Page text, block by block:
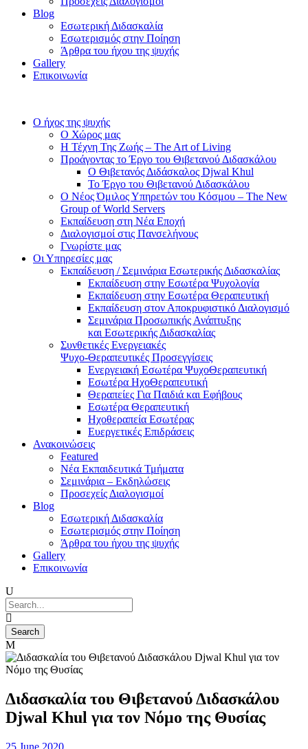
Blog
Εσωτερική Διδασκαλία
Εσωτερισμός στην Ποίηση
Άρθρα του ήχου της ψυχής
Gallery
Επικοινωνία
Ο ήχος της ψυχής
Ο Χώρος μας
Η Τέχνη Της Ζωής – The Art of Living
Προάγοντας το Έργο του Θιβετανού Διδασκάλου
Ο Θιβετανός Διδάσκαλος Djwal Khul
Το Έργο του Θιβετανού Διδασκάλου
Ο Νέος Όμιλος Υπηρετών του Κόσμου – The New
Group of World Servers
Εκπαίδευση στη Νέα Εποχή
Διαλογισμοί στις Πανσελήνους
Γνωρίστε μας
Οι Υπηρεσίες μας
Εκπαίδευση / Σεμινάρια Εσωτερικής Διδασκαλίας
Εκπαίδευση στην Εσωτέρα Ψυχολογία
Εκπαίδευση στην Εσωτέρα Θεραπευτική
Εκπαίδευση στον Αποκρυφιστικό Διαλογισμό
Σεμινάρια Προσωπικής Ανάπτυξης
και Εσωτερικής Διδασκαλίας
Συνθετικές Ενεργειακές
Ψυχο-Θεραπευτικές Προσεγγίσεις
Ενεργειακή Εσωτέρα ΨυχοΘεραπευτική
Εσωτέρα ΗχοΘεραπευτική
Θεραπείες Για Παιδιά και Εφήβους
Εσωτέρα Θεραπευτική
Ηχοθεραπεία Εσωτέρας
Ευεργετικές Επιδράσεις
Ανακοινώσεις
Featured
Νέα Εκπαιδευτικά Τμήματα
Σεμινάρια – Εκδηλώσεις
Προσεχείς Διαλογισμοί
Blog
Εσωτερική Διδασκαλία
Εσωτερισμός στην Ποίηση
Άρθρα του ήχου της ψυχής
Gallery
Επικοινωνία
Διδασκαλία του Θιβετανού Διδασκάλου
Djwal Khul για τον Νόμο της Θυσίας
25 June 2020